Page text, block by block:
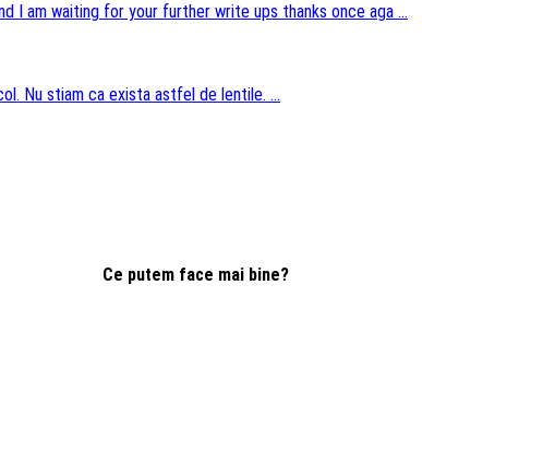
I am waiting for your further write ups thanks once aga ...
Nu stiam ca exista astfel de lentile. ...
Ce putem face mai bine?